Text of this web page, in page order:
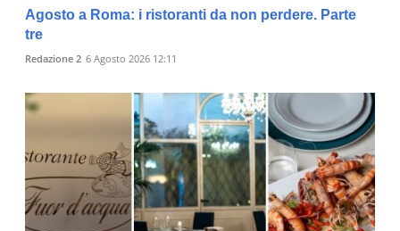
Agosto a Roma: i ristoranti da non perdere. Parte
tre
Redazione 2 6 Agosto 2026 12:11